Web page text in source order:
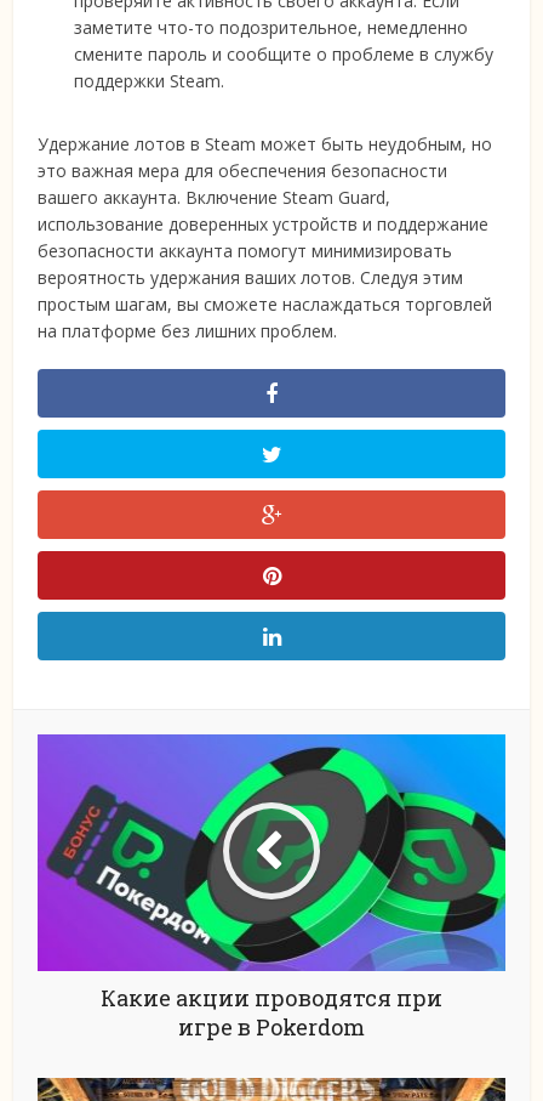
заметите что-то подозрительное, немедленно
смените пароль и сообщите о проблеме в службу
поддержки Steam.
Удержание лотов в Steam может быть неудобным, но
это важная мера для обеспечения безопасности
вашего аккаунта. Включение Steam Guard,
использование доверенных устройств и поддержание
безопасности аккаунта помогут минимизировать
вероятность удержания ваших лотов. Следуя этим
простым шагам, вы сможете наслаждаться торговлей
на платформе без лишних проблем.
Какие акции проводятся при
игре в Pokerdom